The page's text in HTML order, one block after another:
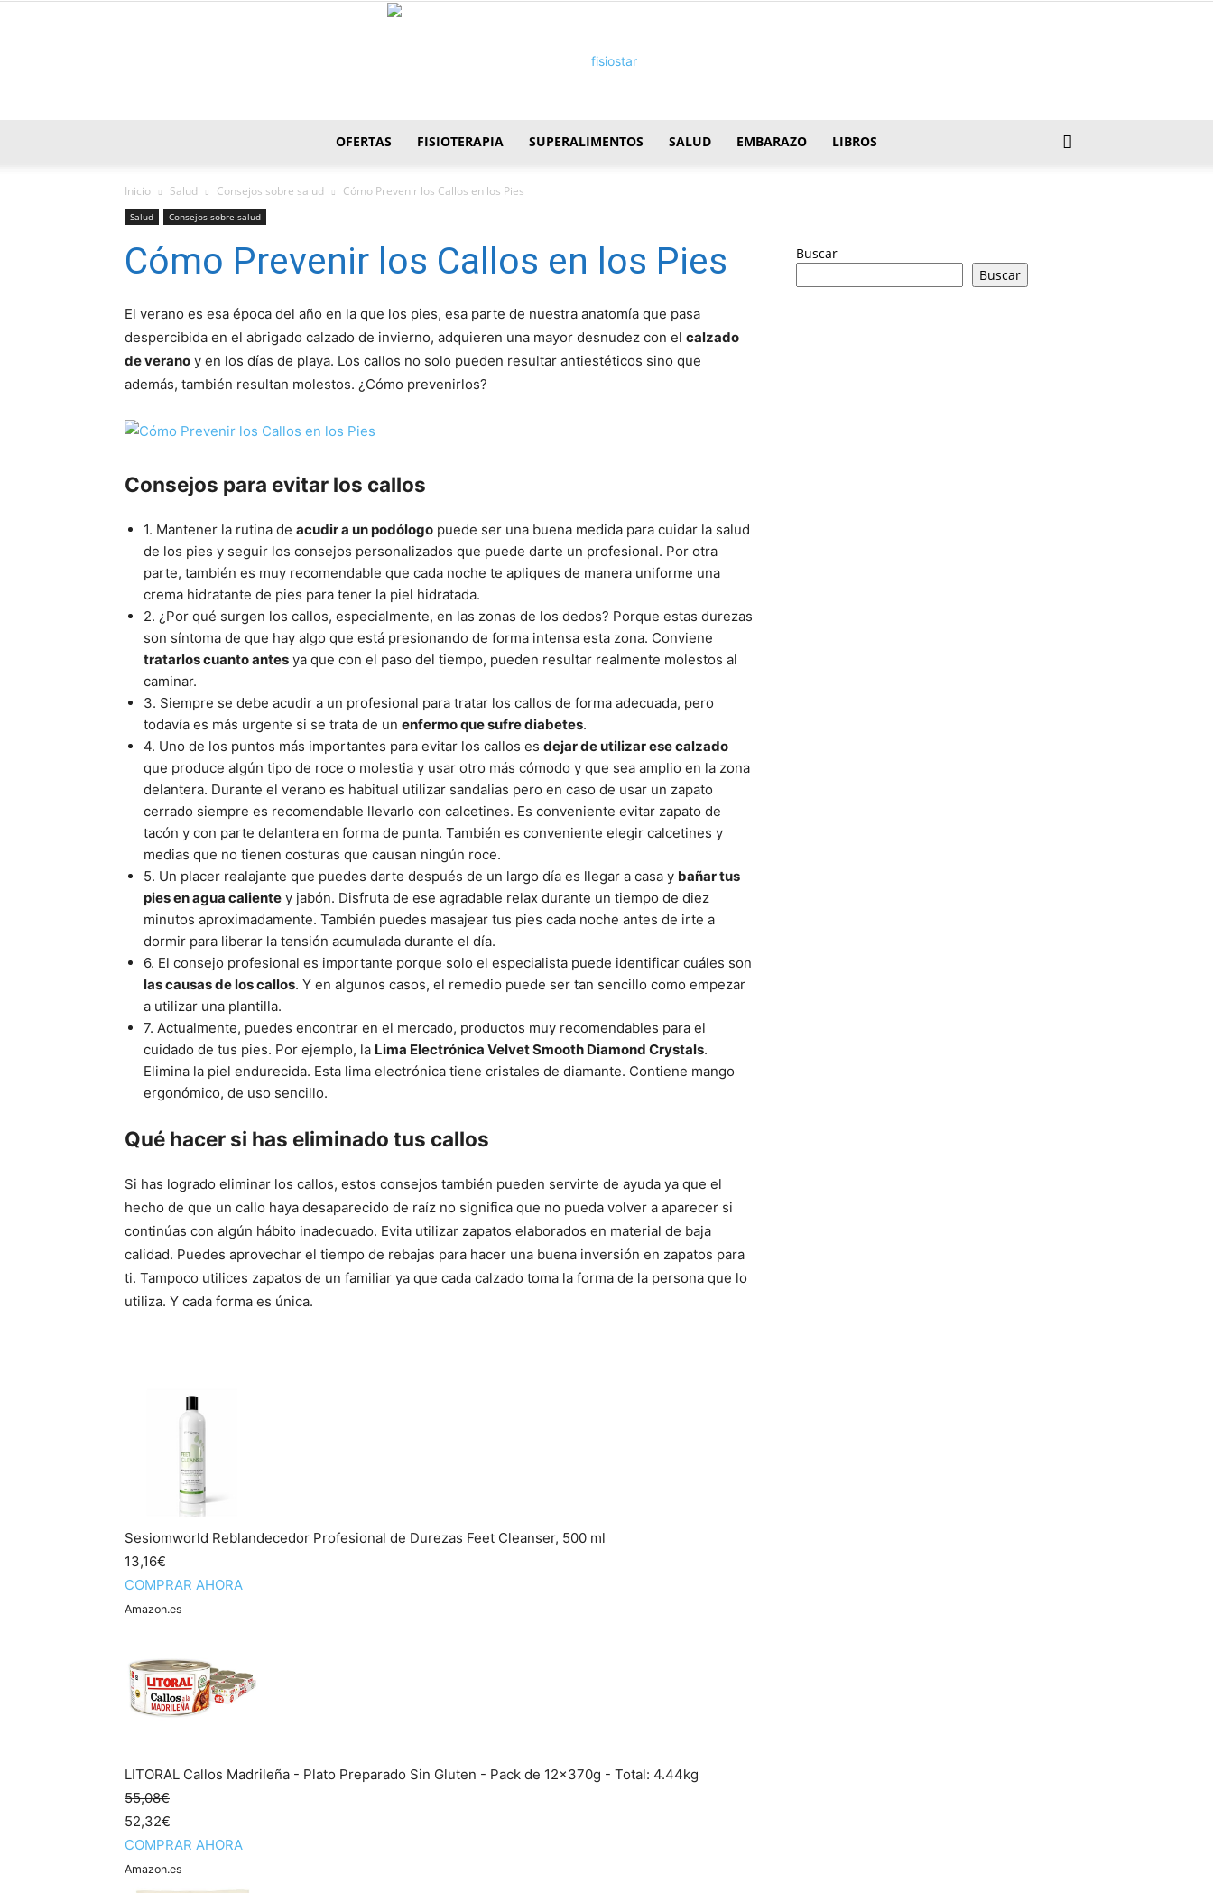
OFERTAS FISIOTERAPIA SUPERALIMENTOS SALUD EMBARAZO LIBROS
Inicio Salud Consejos sobre salud Cómo Prevenir los Callos en los Pies
Salud Consejos sobre salud
Cómo Prevenir los Callos en los Pies
El verano es esa época del año en la que los pies, esa parte de nuestra anatomía que pasa
despercibida en el abrigado calzado de invierno, adquieren una mayor desnudez con el calzado
de verano y en los días de playa. Los callos no solo pueden resultar antiestéticos sino que
además, también resultan molestos. ¿Cómo prevenirlos?
Consejos para evitar los callos
1. Mantener la rutina de acudir a un podólogo puede ser una buena medida para cuidar la salud
de los pies y seguir los consejos personalizados que puede darte un profesional. Por otra
parte, también es muy recomendable que cada noche te apliques de manera uniforme una
crema hidratante de pies para tener la piel hidratada.
2. ¿Por qué surgen los callos, especialmente, en las zonas de los dedos? Porque estas durezas
son síntoma de que hay algo que está presionando de forma intensa esta zona. Conviene
tratarlos cuanto antes ya que con el paso del tiempo, pueden resultar realmente molestos al
caminar.
3. Siempre se debe acudir a un profesional para tratar los callos de forma adecuada, pero
todavía es más urgente si se trata de un enfermo que sufre diabetes.
4. Uno de los puntos más importantes para evitar los callos es dejar de utilizar ese calzado
que produce algún tipo de roce o molestia y usar otro más cómodo y que sea amplio en la zona
delantera. Durante el verano es habitual utilizar sandalias pero en caso de usar un zapato
cerrado siempre es recomendable llevarlo con calcetines. Es conveniente evitar zapato de
tacón y con parte delantera en forma de punta. También es conveniente elegir calcetines y
medias que no tienen costuras que causan ningún roce.
5. Un placer realajante que puedes darte después de un largo día es llegar a casa y bañar tus
pies en agua caliente y jabón. Disfruta de ese agradable relax durante un tiempo de diez
minutos aproximadamente. También puedes masajear tus pies cada noche antes de irte a
dormir para liberar la tensión acumulada durante el día.
6. El consejo profesional es importante porque solo el especialista puede identificar cuáles son
las causas de los callos. Y en algunos casos, el remedio puede ser tan sencillo como empezar
a utilizar una plantilla.
7. Actualmente, puedes encontrar en el mercado, productos muy recomendables para el
cuidado de tus pies. Por ejemplo, la Lima Electrónica Velvet Smooth Diamond Crystals.
Elimina la piel endurecida. Esta lima electrónica tiene cristales de diamante. Contiene mango
ergonómico, de uso sencillo.
Qué hacer si has eliminado tus callos
Si has logrado eliminar los callos, estos consejos también pueden servirte de ayuda ya que el
hecho de que un callo haya desaparecido de raíz no significa que no pueda volver a aparecer si
continúas con algún hábito inadecuado. Evita utilizar zapatos elaborados en material de baja
calidad. Puedes aprovechar el tiempo de rebajas para hacer una buena inversión en zapatos para
ti. Tampoco utilices zapatos de un familiar ya que cada calzado toma la forma de la persona que lo
utiliza. Y cada forma es única.
Sesiomworld Reblandecedor Profesional de Durezas Feet Cleanser, 500 ml
13,16€
COMPRAR AHORA
Amazon.es
LITORAL Callos Madrileña - Plato Preparado Sin Gluten - Pack de 12x370g - Total: 4.44kg
55,08€
52,32€
COMPRAR AHORA
Amazon.es
Buscar
Buscar